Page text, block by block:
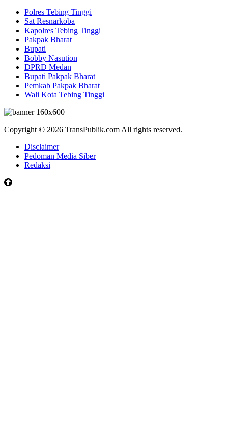
Polres Tebing Tinggi
Sat Resnarkoba
Kapolres Tebing Tinggi
Pakpak Bharat
Bupati
Bobby Nasution
DPRD Medan
Bupati Pakpak Bharat
Pemkab Pakpak Bharat
Wali Kota Tebing Tinggi
Copyright © 2026 TransPublik.com All rights reserved.
Disclaimer
Pedoman Media Siber
Redaksi